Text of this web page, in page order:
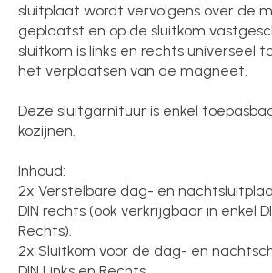
sluitplaat wordt vervolgens over de
geplaatst en op de sluitkom
sluitkom is links en rechts universeel
het verplaatsen van de magneet.
Deze sluitgarnituur is enkel
kozijnen.
Inhoud:
2x Verstelbare dag- en
DIN rechts (ook verkrijgbaar in enkel
Rechts).
2x Sluitkom voor de dag- en